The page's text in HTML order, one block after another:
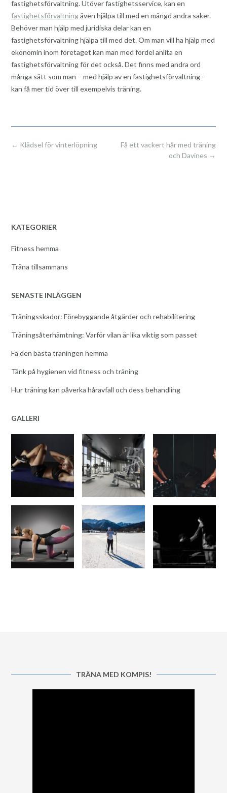
fastighetsförvaltning. Utöver fastighetsservice, kan en
fastighetsförvaltningäven hjälpa till med en mängd andra saker.
Behöver man hjälp med juridiska delar kan en
fastighetsförvaltning hjälpa till med det. Om man vill ha hjälp med
ekonomin inom företaget kan man med fördel anlita en
fastighetsförvaltning för det också. Det finns med andra ord
många sätt som man – med hjälp av en fastighetsförvaltning –
kan få mer tid över till exempelvis träning.
Post
Få ett vackert hår med träning
och Davines →
← Klädsel för vinterlöpning
KATEGORIER
Fitness hemma
Träna tillsammans
SENASTE INLÄGGEN
Träningsskador: Förebyggande åtgärder och rehabilitering
Träningsåterhämtning: Varför vilan är lika viktig som passet
Få den bästa träningen hemma
Tänk på hygienen vid fitness och träning
Hur träning kan påverka håravfall och dess behandling
GALLERI
TRÄNA MED KOMPIS!